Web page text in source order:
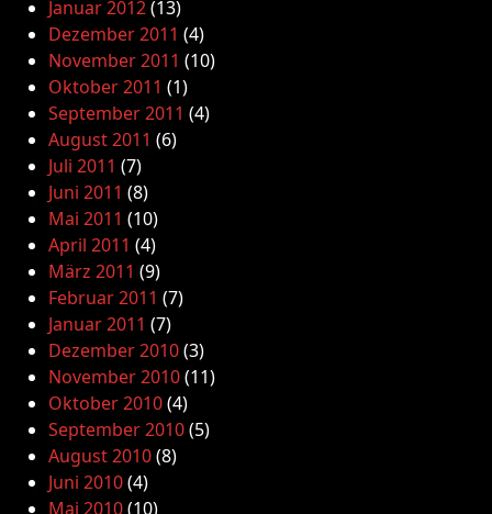
Januar 2012(13)
Dezember 2011 (4)
November 2011 (10)
Oktober 2011 (1)
September 2011 (4)
August 2011 (6)
Juli 2011 (7)
Juni 2011 (8)
Mai 2011 (10)
April 2011 (4)
März 2011 (9)
Februar 2011 (7)
Januar 2011 (7)
Dezember 2010(3)
November 2010(11)
Oktober 2010(4)
September 2010(5)
August 2010(8)
Juni 2010(4)
Mai 2010(10)